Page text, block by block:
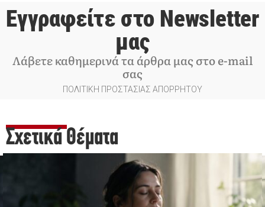
Εγγραφείτε στο Newsletter
μας
Λάβετε καθημερινά τα άρθρα μας στο e-mail
σας
ΠΟΛΙΤΙΚΗ ΠΡΟΣΤΑΣΙΑΣ ΑΠΟΡΡΗΤΟΥ
Σχετικά Θέματα